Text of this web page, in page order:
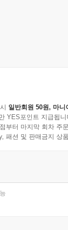
현재에 의미 부여
론적 지향 243
일반회원 50원, 마니
YES포인트 지급됩니
부터 마지막 회차 주
패션 및 판매금지 상